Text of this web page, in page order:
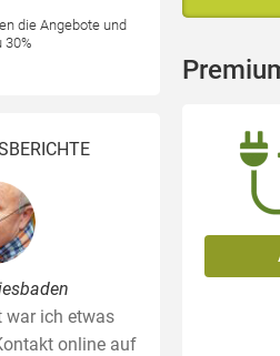
die Angebote und
30%
war ich etwas
online auf